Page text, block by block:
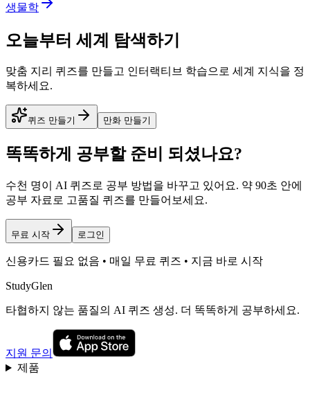
생물학
오늘부터 세계 탐색하기
맞춤 지리 퀴즈를 만들고 인터랙티브 학습으로 세계 지식을 정
복하세요.
퀴즈 만들기 만화 만들기
똑똑하게 공부할 준비 되셨나요?
수천 명이 AI 퀴즈로 공부 방법을 바꾸고 있어요. 약 90초 안에
공부 자료로 고품질 퀴즈를 만들어보세요.
무료 시작 로그인
신용카드 필요 없음 • 매일 무료 퀴즈 • 지금 바로 시작
StudyGlen
타협하지 않는 품질의 AI 퀴즈 생성. 더 똑똑하게 공부하세요.
지원 문의
제품